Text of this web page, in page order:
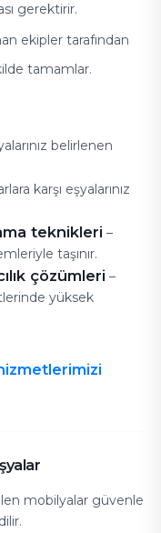
gerektirir.
ekipler tarafından
tamamlar.
belirlenen
karşı eşyalarınız
teknikleri –
taşınır.
çözümleri –
yüksek
mobilyalar güvenle